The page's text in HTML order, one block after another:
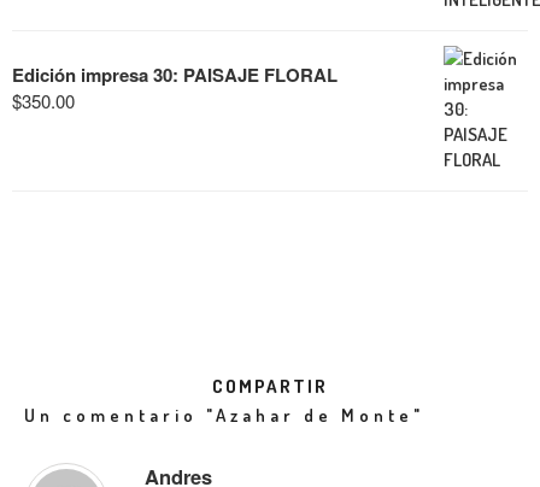
Edición impresa 30: PAISAJE FLORAL
$350.00
COMPARTIR
Un comentario "Azahar de Monte"
Andres